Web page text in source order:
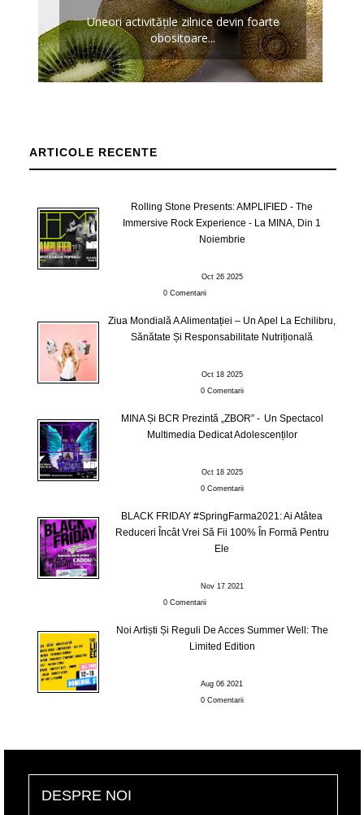
Uneori activitățile zilnice devin foarte
obositoare...
ARTICOLE RECENTE
Rolling Stone Presents: AMPLIFIED - The
Immersive Rock Experience - La MINA, Din 1
Noiembrie
Oct 26 2025
0 Comentarii
Ziua Mondială A Alimentației – Un Apel La Echilibru,
Sănătate Și Responsabilitate Nutrițională
Oct 18 2025
0 Comentarii
MINA Și BCR Prezintă „ZBOR” - Un Spectacol
Multimedia Dedicat Adolescenților
Oct 18 2025
0 Comentarii
BLACK FRIDAY #SpringFarma2021: Ai Atâtea
Reduceri Încât Vrei Să Fii 100% În Formă Pentru
Ele
Nov 17 2021
0 Comentarii
Noi Artiști Și Reguli De Acces Summer Well: The
Limited Edition
Aug 06 2021
0 Comentarii
DESPRE NOI